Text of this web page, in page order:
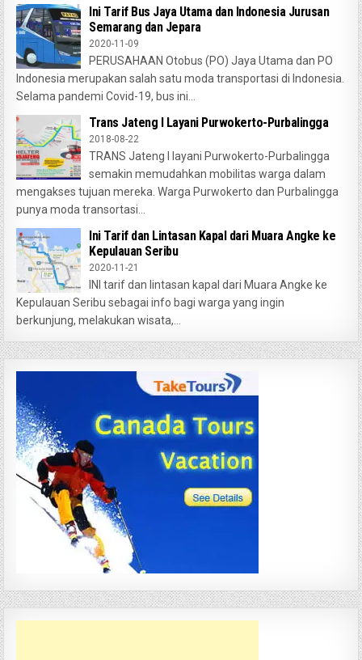
Ini Tarif Bus Jaya Utama dan Indonesia Jurusan
Semarang dan Jepara
2020-11-09
PERUSAHAAN Otobus (PO) Jaya Utama dan PO
Indonesia merupakan salah satu moda transportasi di Indonesia.
Selama pandemi Covid-19, bus ini...
Trans Jateng I Layani Purwokerto-Purbalingga
2018-08-22
TRANS Jateng I layani Purwokerto-Purbalingga
semakin memudahkan mobilitas warga dalam
mengakses tujuan mereka. Warga Purwokerto dan Purbalingga
punya moda transortasi...
Ini Tarif dan Lintasan Kapal dari Muara Angke ke
Kepulauan Seribu
2020-11-21
INI tarif dan lintasan kapal dari Muara Angke ke
Kepulauan Seribu sebagai info bagi warga yang ingin
berkunjung, melakukan wisata,...